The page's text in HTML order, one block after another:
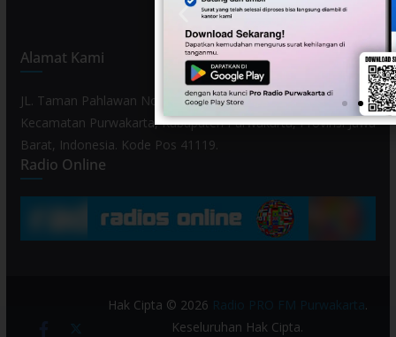
Alamat Kami
JL. Taman Pahlawan No. 80, Kelurahan Purwamekar,
Kecamatan Purwakarta, Kabupaten Purwakarta, Provinsi Jawa
Barat, Indonesia. Kode Pos 41119.
Radio Online
Hak Cipta © 2026 Radio PRO FM Purwakarta.
Keseluruhan Hak Cipta.